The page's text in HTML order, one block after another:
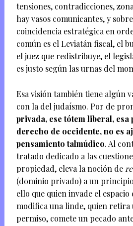
tensiones, contradicciones,
hay vasos comunicantes, y
coincidencia estratégica en
común es el Leviatán fiscal, el
el juez que redistribuye, el
es justo según las urnas del
Esa visión también tiene algún
con la del judaísmo. Por de
privada, ese tótem liberal,
derecho de occidente, no es
pensamiento talmúdico. Al
tratado dedicado a las
propiedad, eleva la noción de
(dominio privado) a un
ello que quien invade el
modifica una linde, quien retira
permiso, comete un pecado